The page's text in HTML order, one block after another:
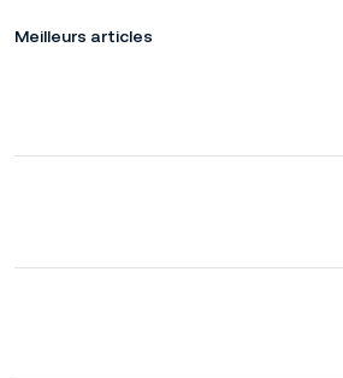
Meilleurs articles